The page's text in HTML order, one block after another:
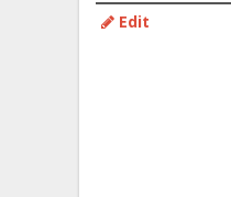
Edit